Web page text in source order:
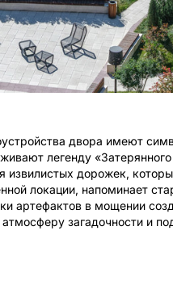
двора имеют
легенду «Затерянного
извилистых дорожек,
локации, напоминает
артефактов в мощении
загадочности и